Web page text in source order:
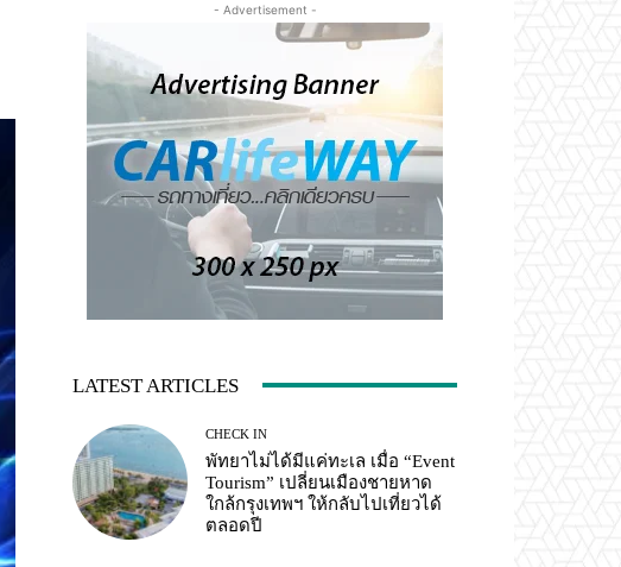
- Advertisement -
LATEST ARTICLES
CHECK IN
พัทยาไม่ได้มีแค่ทะเล เมื่อ “Event
Tourism” เปลี่ยนเมืองชายหาด
ใกล้กรุงเทพฯ ให้กลับไปเที่ยวได้
ตลอดปี